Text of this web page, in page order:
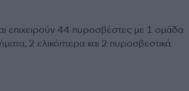
επιχειρούν 44 πυροσβέστες με 1 ομάδα
2 ελικόπτερα και 2 πυροσβεστικά